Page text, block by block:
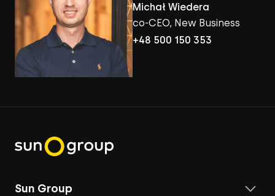
Michał Wiedera
co-CEO, New Business
+48 500 150 353
Sun Group